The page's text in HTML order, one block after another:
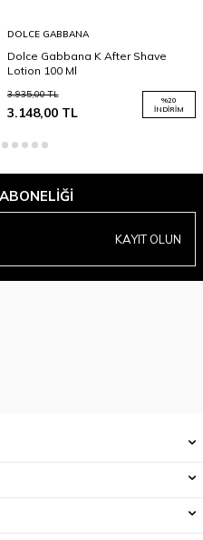
DOLCE GABBANA
Dolce Gabbana K After Shave
Lotion 100 Ml
3.935,00TL
3.148,00TL
%20
İNDIRIM
KAYIT OLUN